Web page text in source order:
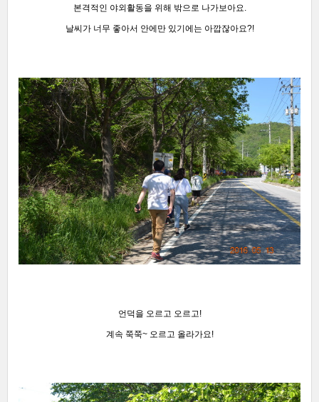
본격적인 야외활동을 위해 밖으로 나가보아요.
날씨가 너무 좋아서 안에만 있기에는 아깝잖아요?!
언덕을 오르고 오르고!
계속 쭉쭉~ 오르고 올라가요!